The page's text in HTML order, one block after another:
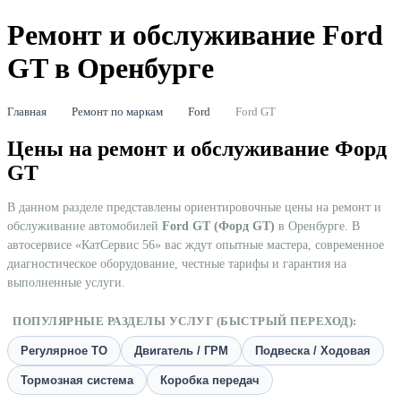
Ремонт и обслуживание Ford
GT в Оренбурге
Главная Ремонт по маркам Ford Ford GT
Цены на ремонт и обслуживание Форд
GT
В данном разделе представлены ориентировочные цены на ремонт и
обслуживание автомобилей Ford GT (Форд GT) в Оренбурге. В
автосервисе «КатСервис 56» вас ждут опытные мастера, современное
диагностическое оборудование, честные тарифы и гарантия на
выполненные услуги.
ПОПУЛЯРНЫЕ РАЗДЕЛЫ УСЛУГ (БЫСТРЫЙ ПЕРЕХОД):
Регулярное ТО Двигатель / ГРМ Подвеска / Ходовая
Тормозная система Коробка передач